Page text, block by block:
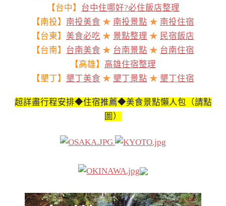
【台中】 台中住哪好?必住飯店整理
【南投】 南投美食 ★ 南投景點 ★ 南投住宿
【台東】 美食必吃 ★ 景點整理 ★ 民宿飯店
【台南】 台南美食 ★ 台南景點 ★ 台南住宿
【高雄】 高雄住宿整理
【墾丁】 墾丁美食 ★ 墾丁景點 ★ 墾丁住宿
超詳盡行程安排◆住宿推薦◆美食景點懶人包（請點
圖）